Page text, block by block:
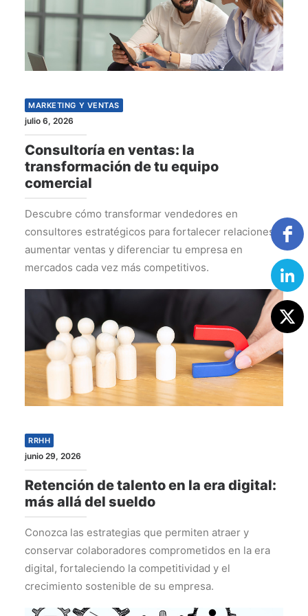
MARKETING Y VENTAS
julio 6, 2026
Consultoría en ventas: la
transformación de tu equipo
comercial
Descubre cómo transformar vendedores en
consultores estratégicos para fortalecer relaciones,
aumentar ventas y diferenciar tu empresa en
mercados cada vez más competitivos.
RRHH
junio 29, 2026
Retención de talento en la era digital:
más allá del sueldo
Conozca las estrategias que permiten atraer y
conservar colaboradores comprometidos en la era
digital, fortaleciendo la competitividad y el
crecimiento sostenible de su empresa.